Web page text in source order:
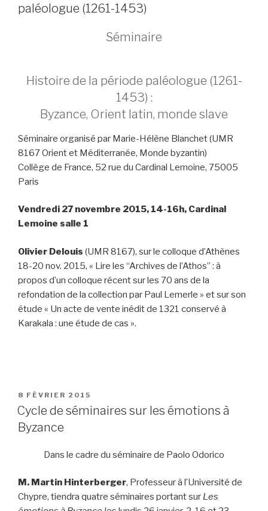
paléologue (1261-1453)
Séminaire
Histoire de la période paléologue (1261-
1453) :
Byzance, Orient latin, monde slave
Séminaire organisé par Marie-Hélène Blanchet (UMR
8167 Orient et Méditerranée, Monde byzantin)
Collège de France, 52 rue du Cardinal Lemoine, 75005
Paris
Vendredi 27 novembre 2015, 14-16h, Cardinal
Lemoine salle 1
Olivier Delouis (UMR 8167), sur le colloque d’Athènes
18-20 nov. 2015, « Lire les “Archives de l’Athos” : à
propos d’un colloque récent sur les 70 ans de la
refondation de la collection par Paul Lemerle » et sur son
étude « Un acte de vente inédit de 1321 conservé à
Karakala : une étude de cas ».
PUBLIÉ
LE
8 FÉVRIER 2015
Cycle de séminaires sur les émotions à
Byzance
Dans le cadre du séminaire de Paolo Odorico
M. Martin Hinterberger, Professeur à l’Université de
Chypre, tiendra quatre séminaires portant sur Les